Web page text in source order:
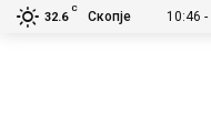
32.6
C
Скопје 10:46 -